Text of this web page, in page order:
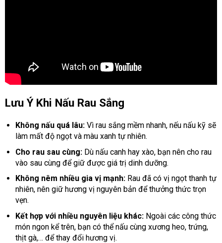
Lưu Ý Khi Nấu Rau Sắng
Không nấu quá lâu:Vì rau sắng mềm nhanh, nếu nấu kỹ sẽ
làm mất độ ngọt và màu xanh tự nhiên.
Cho rau sau cùng:Dù nấu canh hay xào, bạn nên cho rau
vào sau cùng để giữ được giá trị dinh dưỡng.
Không nêm nhiều gia vị mạnh:Rau đã có vị ngọt thanh tự
nhiên, nên giữ hương vị nguyên bản để thưởng thức trọn
vẹn.
Kết hợp với nhiều nguyên liệu khác:Ngoài các công thức
món ngon kể trên, bạn có thể nấu cùng xương heo, trứng,
thịt gà,… để thay đổi hương vị.